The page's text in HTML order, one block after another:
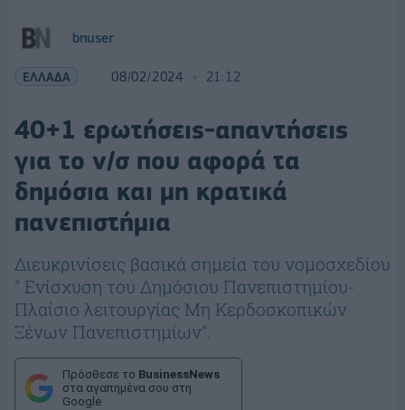
bnuser
ΕΛΛΑΔΑ 08/02/2024 21:12
40+1 ερωτήσεις-απαντήσεις
για το ν/σ που αφορά τα
δημόσια και μη κρατικά
πανεπιστήμια
Διευκρινίσεις βασικά σημεία του νομοσχεδίου
" Ενίσχυση του Δημόσιου Πανεπιστημίου-
Πλαίσιο λειτουργίας Μη Κερδοσκοπικών
Ξένων Πανεπιστημίων".
Πρόσθεσε το BusinessNews
στα αγαπημένα σου στη
Google